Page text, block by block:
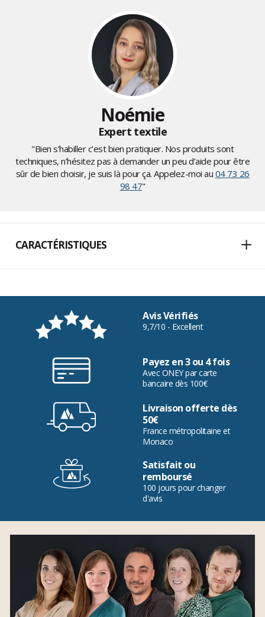
Noémie
Expert textile
"Bien s’habiller c’est bien pratiquer. Nos produits sont
techniques, n’hésitez pas à demander un peu d’aide pour être
sûr de bien choisir, je suis là pour ça. Appelez-moi au 04 73 26
98 47"
CARACTÉRISTIQUES
Avis Vérifiés
9,7/10 - Excellent
Payez en 3 ou 4 fois
Avec ONEY par carte
bancaire dès 100€
Livraison offerte dès
50€
France métropolitaine et
Monaco
Satisfait ou
remboursé
100 jours pour changer
d'avis